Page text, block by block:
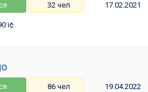
32 чел 17.02.2021
i¢
86 чел 19.04.2022